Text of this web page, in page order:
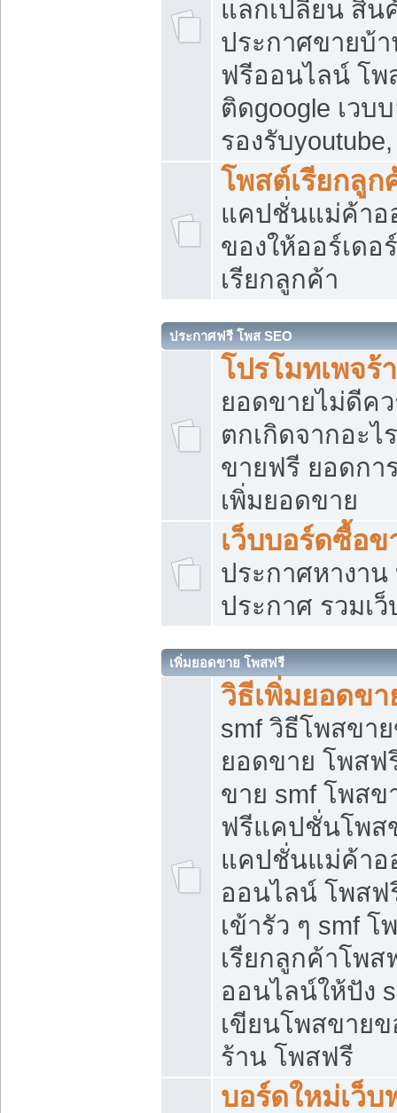
แลกเปลี่ยน สิน
ประกาศขายบ้
ฟรีออนไลน์ โพ
ติดgoogle เวบ
รองรับ
โพสต์เรียกลูก
แคปชั่นแม่ค้าอ
ของให้ออร์เดอ
เรียกลูกค้า
ประกาศฟรี โพส SEO
โปรโมทเพจร้
ยอดขายไม่ดีค
ตกเกิดจากอะไ
ขายฟรี ยอดกา
เพิ่มยอดขาย
เว็บบอร์ดซื้อข
ประกาศหางาน
ประกาศ รวมเ
เพิ่มยอดขาย โพสฟรี
วิธีเพิ่มยอดข
smf วิธีโพสขา
ยอดขาย โพสฟ
ขาย smf โพส
ฟรีแคปชั่นโพส
แคปชั่นแม่ค้า
ออนไลน์ โพสฟ
เข้ารัว ๆ smf
เรียกลูกค้าโพส
ออนไลน์ให้ปัง
เขียนโพสขาย
ร้าน โพสฟรี
บอร์ดใหม่เว็บ